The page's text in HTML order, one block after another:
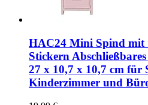
HAC24 Mini Spind mit
Stickern
27 x 10,7 x 10,7 cm für
Kinderzimmer und